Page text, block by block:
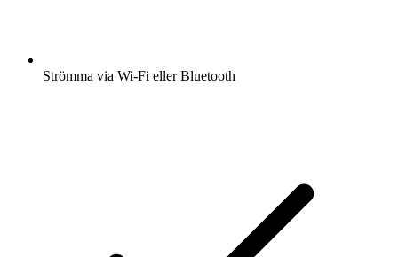
Strömma via Wi-Fi eller Bluetooth